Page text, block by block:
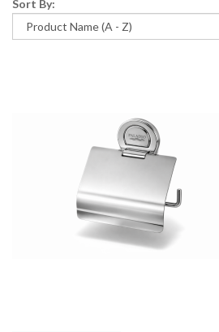
Sort By: